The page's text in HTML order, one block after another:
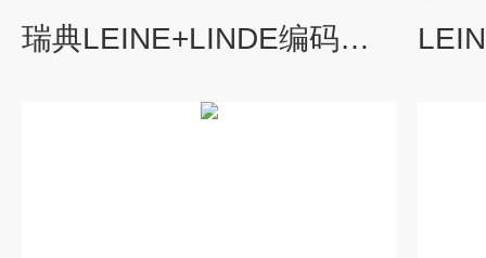
瑞典LEINE+LINDE编码器537401-04维特锐*